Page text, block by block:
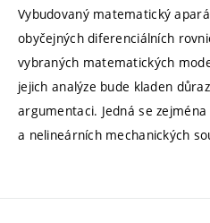
Vybudovaný matematický
obyčejných diferenciálních
vybraných matematických
jejich analýze bude kladen
argumentaci. Jedná se
a nelineárních mechanických